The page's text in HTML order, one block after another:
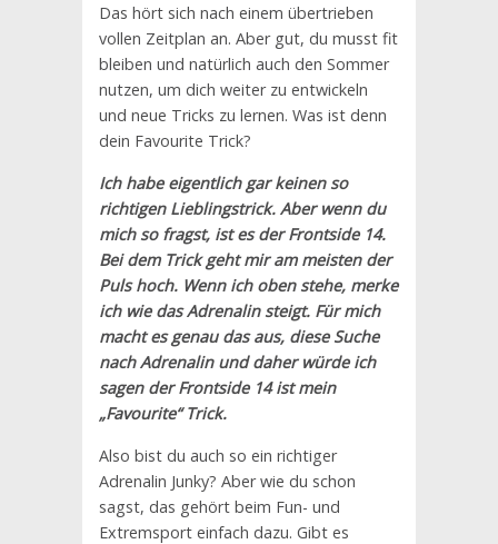
Das hört sich nach einem übertrieben
vollen Zeitplan an. Aber gut, du musst fit
bleiben und natürlich auch den Sommer
nutzen, um dich weiter zu entwickeln
und neue Tricks zu lernen. Was ist denn
dein Favourite Trick?
Ich habe eigentlich gar keinen so
richtigen Lieblingstrick. Aber wenn du
mich so fragst, ist es der Frontside 14.
Bei dem Trick geht mir am meisten der
Puls hoch. Wenn ich oben stehe, merke
ich wie das Adrenalin steigt. Für mich
macht es genau das aus, diese Suche
nach Adrenalin und daher würde ich
sagen der Frontside 14 ist mein
„Favourite“ Trick.
Also bist du auch so ein richtiger
Adrenalin Junky? Aber wie du schon
sagst, das gehört beim Fun- und
Extremsport einfach dazu. Gibt es